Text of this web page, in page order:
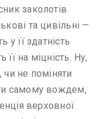
заколотів
та цивільні —
у її здатність
на міцність. Ну,
не поміняти
самому вождем,
верховної